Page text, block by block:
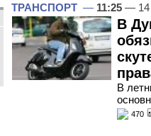
ТРАНСПОРТ — 11:25 — 14
В
В
470